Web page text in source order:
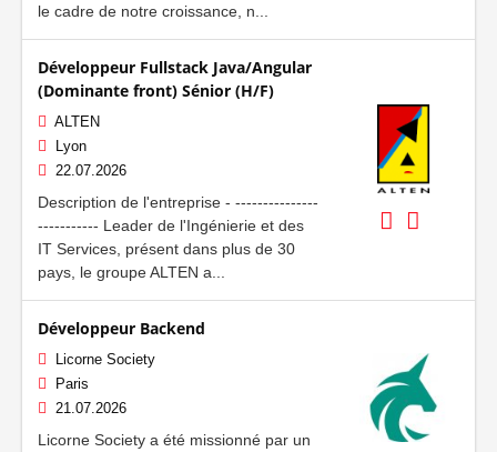
le cadre de notre croissance, n...
Développeur Fullstack Java/Angular
(Dominante front) Sénior (H/F)
ALTEN
Lyon
22.07.2026
Description de l'entreprise - ---------------
----------- Leader de l'Ingénierie et des
IT Services, présent dans plus de 30
pays, le groupe ALTEN a...
Développeur Backend
Licorne Society
Paris
21.07.2026
Licorne Society a été missionné par un